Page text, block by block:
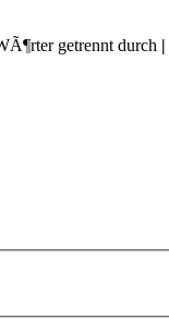
getrennt durch |